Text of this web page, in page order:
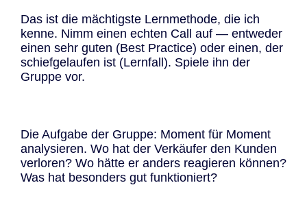
Das ist die mächtigste Lernmethode, die ich
kenne. Nimm einen echten Call auf — entweder
einen sehr guten (Best Practice) oder einen, der
schiefgelaufen ist (Lernfall). Spiele ihn der
Gruppe vor.
Die Aufgabe der Gruppe: Moment für Moment
analysieren. Wo hat der Verkäufer den Kunden
verloren? Wo hätte er anders reagieren können?
Was hat besonders gut funktioniert?